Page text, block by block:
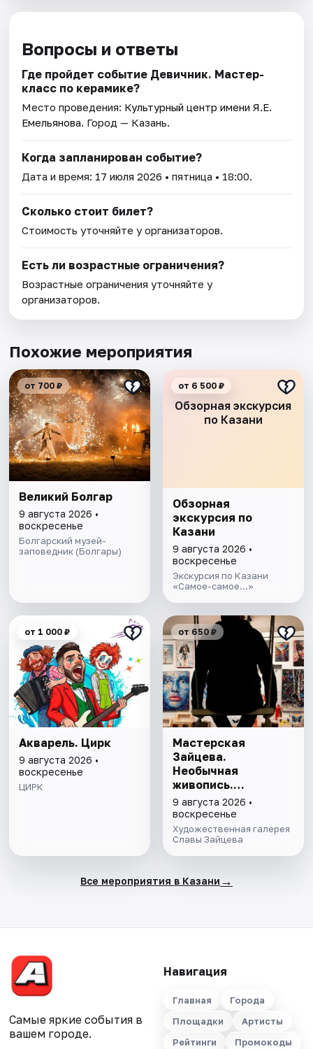
Вопросы и ответы
Где пройдет событие Девичник. Мастер-
класс по керамике?
Место проведения: Культурный центр имени Я.Е.
Емельянова. Город — Казань.
Когда запланирован событие?
Дата и время: 17 июля 2026 • пятница • 18:00.
Сколько стоит билет?
Стоимость уточняйте у организаторов.
Есть ли возрастные ограничения?
Возрастные ограничения уточняйте у
организаторов.
Похожие мероприятия
от 700 ₽
Великий Болгар
9 августа 2026 •
воскресенье
Болгарский музей-
заповедник (Болгары)
Обзорная экскурсия
по Казани
от 6 500 ₽
Обзорная
экскурсия по
Казани
9 августа 2026 •
воскресенье
Экскурсия по Казани
«Самое-самое...»
от 1 000 ₽
Акварель. Цирк
9 августа 2026 •
воскресенье
ЦИРК
от 650 ₽
Мастерская
Зайцева.
Необычная
живопись.
Необычная графика
9 августа 2026 •
воскресенье
Художественная галерея
Славы Зайцева
Все мероприятия в Казани →
Самые яркие события в
вашем городе.
Навигация
Главная
Города
Площадки
Артисты
Рейтинги
Промокоды